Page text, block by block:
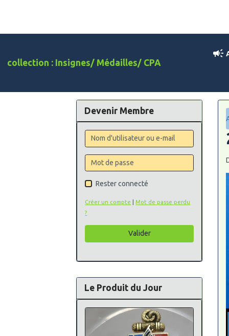
collection : Insignes/ Médailles/ CPA
Devenir Membre
Rester connecté
Créer un compte
Mot de passe perdu
?
Valider
Le Produit du Jour